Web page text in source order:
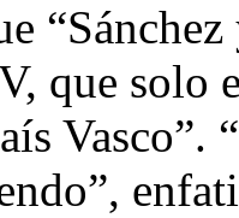
que solo
Vasco”.